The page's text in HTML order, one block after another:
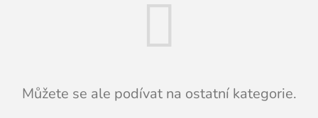
Můžete se ale podívat na ostatní kategorie.